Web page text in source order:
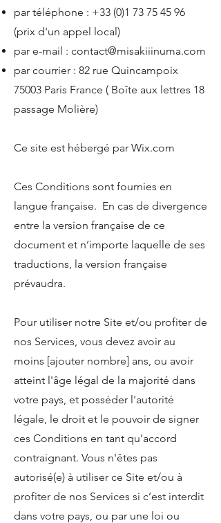
par téléphone : +33 (0)1 73 75 45 96
(prix d'un appel local)
par e-mail : contact@misakiiinuma.com
par courrier : 82 rue Quincampoix
75003 Paris France ( Boîte aux lettres 18
passage Molière)
Ce site est hébergé par Wix.com
Ces Conditions sont fournies en
langue française. En cas de divergence
entre la version française de ce
document et n’importe laquelle de ses
traductions, la version française
prévaudra.
Pour utiliser notre Site et/ou profiter de
nos Services, vous devez avoir au
moins [ajouter nombre] ans, ou avoir
atteint l'âge légal de la majorité dans
votre pays, et posséder l'autorité
légale, le droit et le pouvoir de signer
ces Conditions en tant qu’accord
contraignant. Vous n'êtes pas
autorisé(e) à utiliser ce Site et/ou à
profiter de nos Services si c’est interdit
dans votre pays, ou par une loi ou